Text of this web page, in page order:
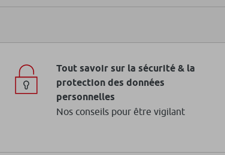
Tout savoir sur la sécurité & la
protection des données
personnelles
Nos conseils pour être vigilant